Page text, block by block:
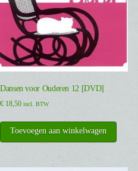
Dansen voor Ouderen 12 [DVD]
€ 18,50 incl. BTW
Toevoegen aan winkelwagen